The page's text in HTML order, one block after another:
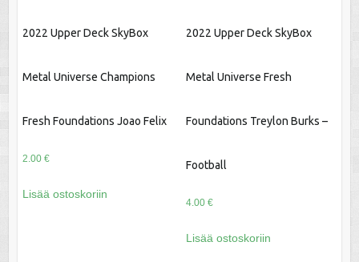
2022 Upper Deck SkyBox
Metal Universe Champions
Fresh Foundations Joao Felix
2.00 €
Lisää ostoskoriin
2022 Upper Deck SkyBox
Metal Universe Fresh
Foundations Treylon Burks –
Football
4.00 €
Lisää ostoskoriin